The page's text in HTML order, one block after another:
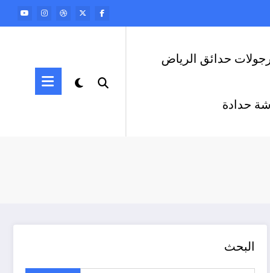
حدائق الرياض
حدادة
البحث